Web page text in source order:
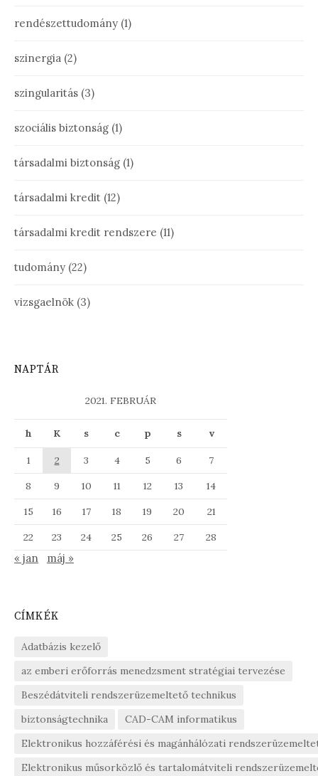
rendészettudomány (1)
szinergia (2)
szingularitás (3)
szociális biztonság (1)
társadalmi biztonság (1)
társadalmi kredit (12)
társadalmi kredit rendszere (11)
tudomány (22)
vizsgaelnök (3)
NAPTÁR
2021. FEBRUÁR
h K s c p s v
1 2 3 4 5 6
7
8
9 10 11 12 13
14
15
16 17 18 19 20
21
22
23 24 25 26 27 28
« jan máj »
CÍMKÉK
Adatbázis kezelő
az emberi erőforrás menedzsment stratégiai tervezése
Beszédátviteli rendszerüzemeltető technikus
biztonságtechnika
CAD-CAM informatikus
Elektronikus hozzáférési és magánhálózati
Elektronikus műsorközlő és tartalomátviteli